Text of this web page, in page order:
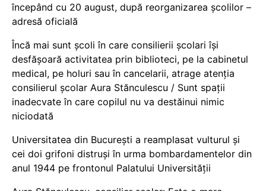
începând cu 20 august, după reorganizarea școlilor –
adresă oficială
Încă mai sunt școli în care consilierii școlari își
desfășoară activitatea prin biblioteci, pe la cabinetul
medical, pe holuri sau în cancelarii, atrage atenția
consilierul școlar Aura Stănculescu / Sunt spații
inadecvate în care copilul nu va destăinui nimic
niciodată
Universitatea din București a reamplasat vulturul și
cei doi grifoni distruși în urma bombardamentelor din
anul 1944 pe frontonul Palatului Universității